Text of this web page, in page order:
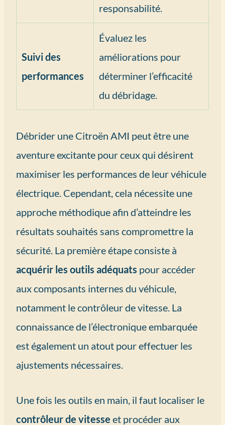
responsabilité.
Suivi des
performances
Évaluez les
améliorations pour
déterminer l’efficacité
du débridage.
Débrider une Citroën AMI peut être une
aventure excitante pour ceux qui désirent
maximiser les performances de leur véhicule
électrique. Cependant, cela nécessite une
approche méthodique afin d’atteindre les
résultats souhaités sans compromettre la
sécurité. La première étape consiste à
acquérir les outils adéquats pour accéder
aux composants internes du véhicule,
notamment le contrôleur de vitesse. La
connaissance de l’électronique embarquée
est également un atout pour effectuer les
ajustements nécessaires.
Une fois les outils en main, il faut localiser le
contrôleur de vitesse et procéder aux